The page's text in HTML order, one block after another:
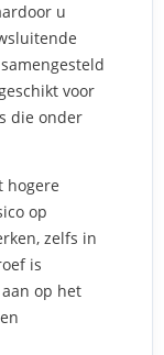
u
voor
die onder
hogere
op
zelfs in
is
op het